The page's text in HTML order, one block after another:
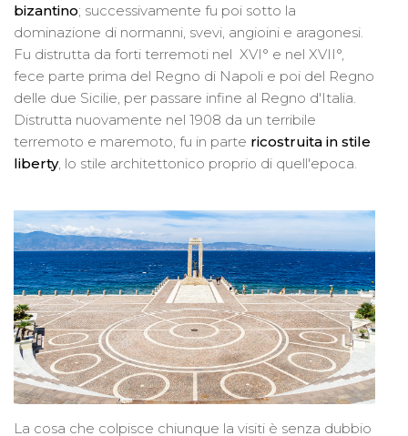
bizantino; successivamente fu poi sotto la
dominazione di normanni, svevi, angioini e aragonesi.
Fu distrutta da forti terremoti nel XVI° e nel XVII°,
fece parte prima del Regno di Napoli e poi del Regno
delle due Sicilie, per passare infine al Regno d'Italia.
Distrutta nuovamente nel 1908 da un terribile
terremoto e maremoto, fu in parte ricostruita in stile
liberty, lo stile architettonico proprio di quell'epoca.
La cosa che colpisce chiunque la visiti è senza dubbio